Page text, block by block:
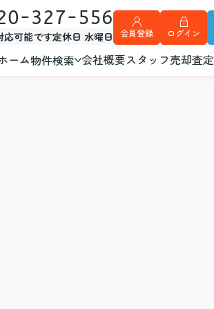
327-556
応可能です定休日 水曜日 会員登録 ログイン
ーム物件検索 会社概要スタッフ売却査定